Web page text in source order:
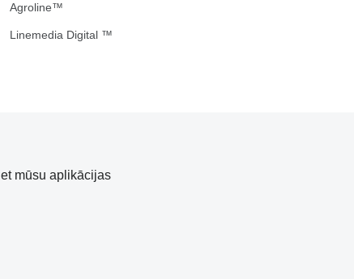
Agroline™
Linemedia Digital ™
mūsu aplikācijas